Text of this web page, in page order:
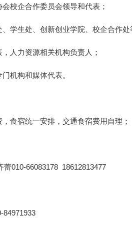
校企合作委员会领导和代表；
学生处、创新创业学院、校企合作
人力资源相关机构负责人；
机构和媒体代表。
食宿统一安排，交通食宿费用自理；
010-66083178 18612813477
84971933